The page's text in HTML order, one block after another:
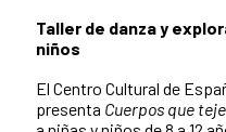
Taller de danza y
niños
El Centro Cultural de
presenta Cuerpos que